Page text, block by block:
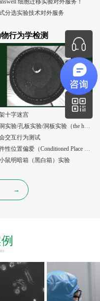
细胞迁移实验对外服务！
分选实验技术对外服务
行为学检测
十字迷宫
孔洞实验/孔板实验/洞板实验（the holeboard test）
交互行为测试
条件性位置偏爱（Conditioned Place Preference, CPP）实验
鼠明暗箱（黑白箱）实验
→